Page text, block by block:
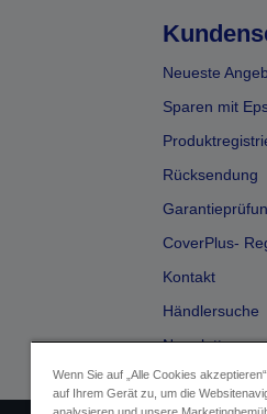
Neueste
Sparen mit
Rücksendung
CoverPlus-
Kontakt
Händlersuche
Newsletter
Wenn Sie auf „Alle Cookies
auf Ihrem Gerät zu, um die